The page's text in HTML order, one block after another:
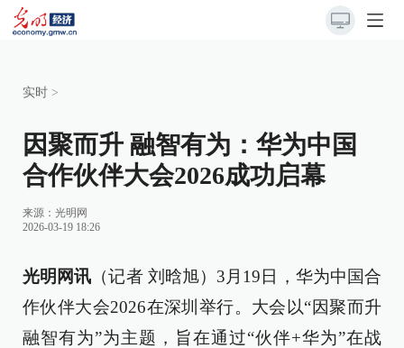
实时 >
因聚而升 融智有为：华为中国
合作伙伴大会2026成功启幕
来源： 光明网
2026-03-19 18:26
光明网讯 （记者 刘晗旭）3月19日，华为中国合
作伙伴大会2026在深圳举行。大会以“因聚而升
融智有为”为主题，旨在通过“伙伴+华为”在战